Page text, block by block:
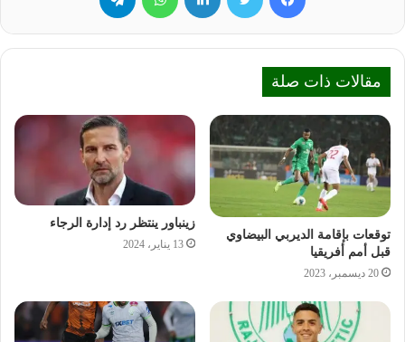
مقالات ذات صلة
توقعات بإقامة الديربي البيضاوي
قبل أمم أفريقيا
20 ديسمبر، 2023
زينباور ينتظر رد إدارة الرجاء
13 يناير، 2024